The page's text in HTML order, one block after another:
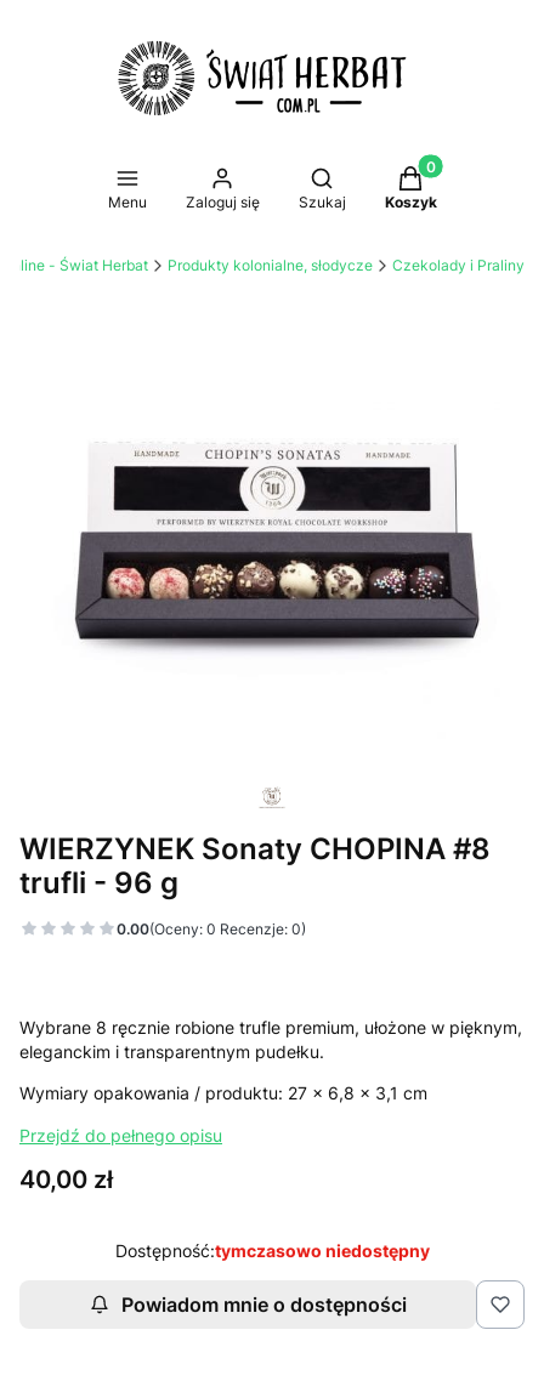
Menu Zaloguj się
Otwórz wyszukiwarkę
Szukaj
Produkty w
Koszyk
- Świat Herbat Produkty kolonialne, słodycze Czekolady i Praliny
WIERZYNEK Sonaty CHOPINA #8
trufli - 96 g
0.00(Oceny: 0 Recenzje: 0)
Wybrane 8 ręcznie robione trufle premium, ułożone w pięknym,
eleganckim i transparentnym pudełku.
Wymiary opakowania / produktu: 27 x 6,8 x 3,1 cm
Przejdź do pełnego opisu
Cena
40,00 zł
Dostępność:tymczasowo niedostępny
Powiadom mnie o dostępności